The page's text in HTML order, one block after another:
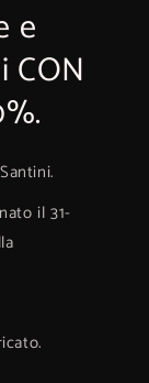
e
il 31-